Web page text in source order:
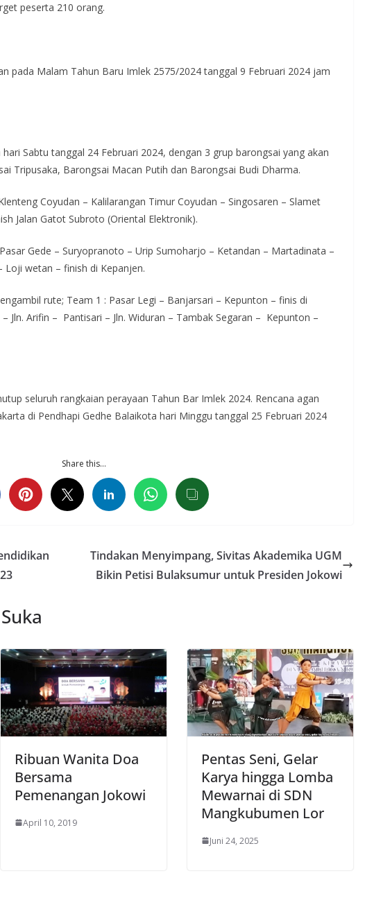
peserta 210 orang.
pada Malam Tahun Baru Imlek 2575/2024 tanggal 9 Februari 2024 jam
Sabtu tanggal 24 Februari 2024, dengan 3 grup barongsai yang akan
Tripusaka, Barongsai Macan Putih dan Barongsai Budi Dharma.
Coyudan – Kalilarangan Timur Coyudan – Singosaren – Slamet
Jalan Gatot Subroto (Oriental Elektronik).
Gede – Suryopranoto – Urip Sumoharjo – Ketandan – Martadinata –
Loji wetan – finish di Kepanjen.
rute; Team 1 : Pasar Legi – Banjarsari – Kepunton – finis di
Jln. Arifin – Pantisari – Jln. Widuran – Tambak Segaran – Kepunton –
seluruh rangkaian perayaan Tahun Bar Imlek 2024. Rencana agan
di Pendhapi Gedhe Balaikota hari Minggu tanggal 25 Februari 2024
Share this…
Tindakan Menyimpang, Sivitas Akademika UGM
Bikin Petisi Bulaksumur untuk Presiden Jokowi
Ribuan Wanita Doa
Bersama
Pemenangan Jokowi
April 10, 2019
Pentas Seni, Gelar
Karya hingga Lomba
Mewarnai di SDN
Mangkubumen Lor
Juni 24, 2025